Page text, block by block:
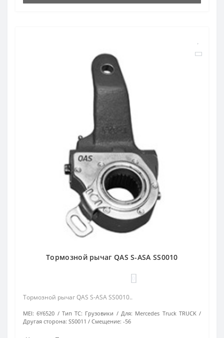
Тормозной рычаг QAS S-ASA SS0010
Тормозной рычаг QAS S-ASA SS0010..
MEI: 6Y6520 Тип ТС: Грузовики Для: Mercedes Truck TRUCK
Другая сторона: SS0011 Смещение: -56